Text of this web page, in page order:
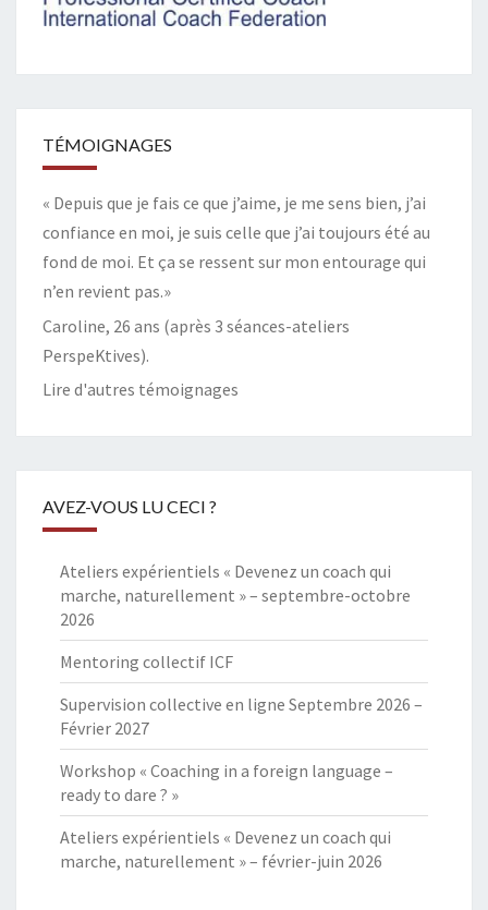
TÉMOIGNAGES
« Depuis que je fais ce que j’aime, je me sens bien, j’ai
confiance en moi, je suis celle que j’ai toujours été au
fond de moi. Et ça se ressent sur mon entourage qui
n’en revient pas.»
Caroline, 26 ans (après 3 séances-ateliers
PerspeKtives).
Lire d'autres témoignages
AVEZ-VOUS LU CECI ?
Ateliers expérientiels « Devenez un coach qui
marche, naturellement » – septembre-octobre
2026
Mentoring collectif ICF
Supervision collective en ligne Septembre 2026 –
Février 2027
Workshop « Coaching in a foreign language –
ready to dare ? »
Ateliers expérientiels « Devenez un coach qui
marche, naturellement » – février-juin 2026